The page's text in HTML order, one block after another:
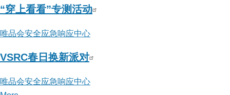
中
心
“穿上看看”专测活动
唯品会安全应急响应中心
VSRC春日换新派对
唯品会安全应急响应中心